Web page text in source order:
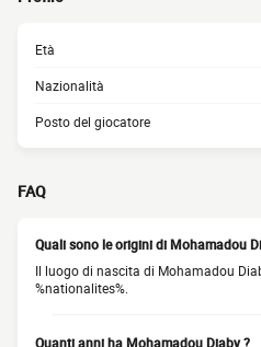
Età
Nazionalità
Posto del giocatore
FAQ
Quali sono le origini di Mohamadou
Il luogo di nascita di Mohamadou
%nationalites%.
Quanti anni ha Mohamadou Diaby ?